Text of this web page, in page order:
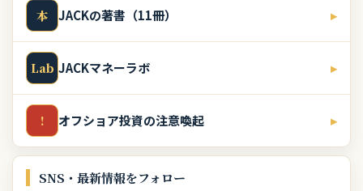
本 JACKの著書（11冊） ▸
Lab JACKマネーラボ ▸
! オフショア投資の注意喚起 ▸
SNS・最新情報をフォロー